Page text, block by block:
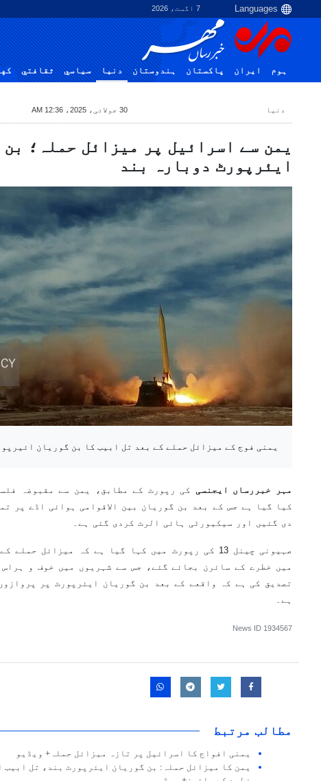
7 اگست، 2026
ہوم ایران پاکستان ہندوستان دنیا سياسي ثقافتي
دنیا 30 جولائی، 2025، 12:36 AM
یمن سے اسرائیل پر میزائل حملہ؛ بن
ایئرپورٹ دوبارہ بند
یمنی فوج کے میزائل حملے کے بعد تل ابیب کا بن گوریان
مہر خبررساں ایجنسی
کی رپورٹ کے مطابق، یمن سے مقبوضہ
کیا گیا ہے جس کے بعد بن گوریان بین الاقوامی ہوائی اڈے پر
دی گئیں اور سیکیورٹی ہائی الرٹ کردی گئی ہے۔
صہیونی چینل 13 کی رپورٹ میں کہا گیا ہے کہ میزائل
میں خطرے کے سائرن بجائے گئے، جس سے شہریوں میں خوف و
تصدیق کی ہے کہ واقعے کے بعد بن گوریان ایئرپورٹ پر
ہے۔
News ID 1934567
مطالب مرتبط
یمنی افواج کا اسرائیل پر تازہ میزائل حملہ+ ویڈیو
یمن کا میزائل حملہ: بن گوریان ایئرپورٹ بند، تل ابیب